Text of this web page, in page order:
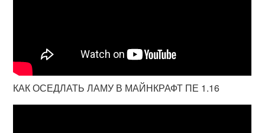
КАК ОСЕДЛАТЬ ЛАМУ В МАЙНКРАФТ ПЕ 1.16